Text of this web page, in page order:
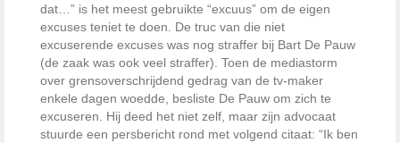
dat…” is het meest gebruikte “excuus” om de eigen
excuses teniet te doen. De truc van die niet
excuserende excuses was nog straffer bij Bart De Pauw
(de zaak was ook veel straffer). Toen de mediastorm
over grensoverschrijdend gedrag van de tv-maker
enkele dagen woedde, besliste De Pauw om zich te
excuseren. Hij deed het niet zelf, maar zijn advocaat
stuurde een persbericht rond met volgend citaat: “Ik ben